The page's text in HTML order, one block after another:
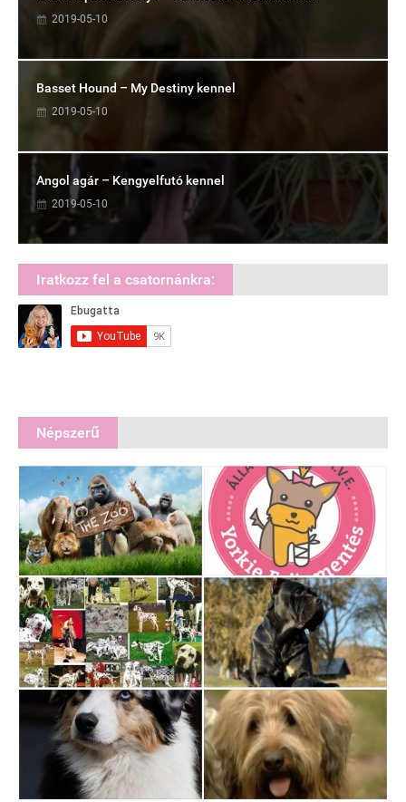
2019-05-10
Basset Hound – My Destiny kennel
2019-05-10
Angol agár – Kengyelfutó kennel
2019-05-10
Iratkozz fel a csatornánkra:
Népszerű